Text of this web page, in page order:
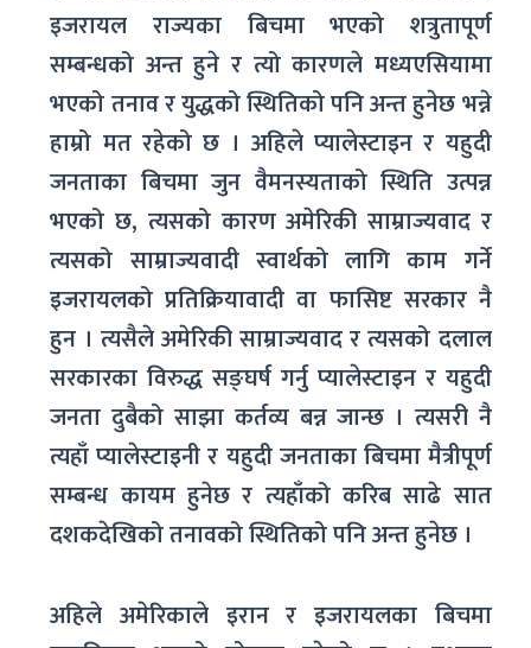
इजरायल राज्यका बिचमा भएको शत्रुतापूर्ण
सम्बन्धको अन्त हुने र त्यो कारणले मध्यएसियामा
भएको तनाव र युद्धको स्थितिको पनि अन्त हुनेछ भन्ने
हाम्रो मत रहेको छ । अहिले प्यालेस्टाइन र यहुदी
जनताका बिचमा जुन वैमनस्यताको स्थिति उत्पन्न
भएको छ, त्यसको कारण अमेरिकी साम्राज्यवाद र
त्यसको साम्राज्यवादी स्वार्थको लागि काम गर्ने
इजरायलको प्रतिक्रियावादी वा फासिष्ट सरकार नै
हुन । त्यसैले अमेरिकी साम्राज्यवाद र त्यसको दलाल
सरकारका विरुद्ध सङ्घर्ष गर्नु प्यालेस्टाइन र यहुदी
जनता दुबैको साझा कर्तव्य बन्न जान्छ । त्यसरी नै
त्यहाँ प्यालेस्टाइनी र यहुदी जनताका बिचमा मैत्रीपूर्ण
सम्बन्ध कायम हुनेछ र त्यहाँको करिब साढे सात
दशकदेखिको तनावको स्थितिको पनि अन्त हुनेछ ।
अहिले अमेरिकाले इरान र इजरायलका बिचमा